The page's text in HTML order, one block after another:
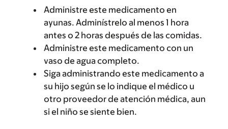
Administre este medicamento en
ayunas. Adminístrelo al menos 1 hora
antes o 2 horas después de las comidas.
Administre este medicamento con un
vaso de agua completo.
Siga administrando este medicamento a
su hijo según se lo indique el médico u
otro proveedor de atención médica, aun
si el niño se siente bien.